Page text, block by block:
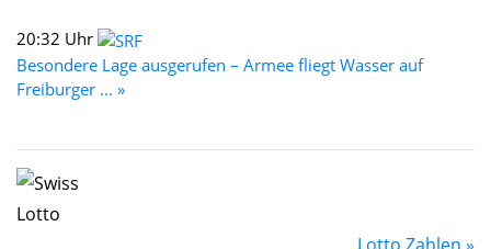
20:32 Uhr
Besondere Lage ausgerufen – Armee fliegt Wasser auf
Freiburger ... »